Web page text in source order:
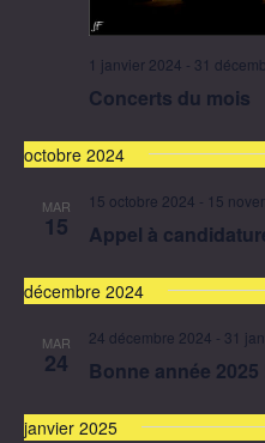
1 janvier 2024 - 31
Concerts du mois
octobre 2024
MAR
15
15 octobre 2024 - 15
Appel à
décembre 2024
MAR
24
24 décembre 2024 - 31
Bonne année 2025
janvier 2025